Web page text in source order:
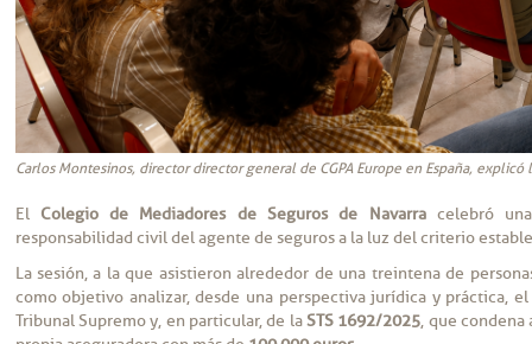
Carlos Montesinos, director director general de CGPA Europe en España,
El Colegio de Mediadores de Seguros de Navarracelebró
responsabilidad civil del agente de seguros a la luz del criterio
La sesión, a la que asistieron alrededor de una treintena de
como objetivo analizar, desde una perspectiva jurídica y práctica,
Tribunal Supremo y, en particular, de laSTS 1692/2025, que condena